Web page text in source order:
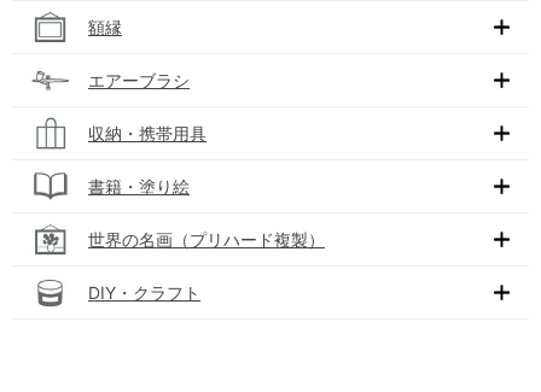
額縁
エアーブラシ
収納・携帯用具
書籍・塗り絵
世界の名画（プリハード複製）
DIY・クラフト